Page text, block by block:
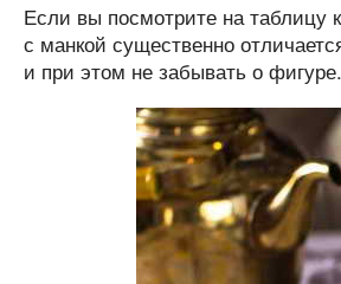
Если вы посмотрите на таблицу
с манкой существенно
и при этом не забывать о фигуре.